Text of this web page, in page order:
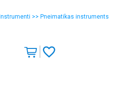
Instrumenti >> Pneimatikas instruments